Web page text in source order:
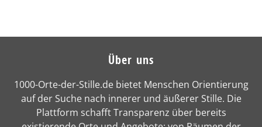
Über uns
1000-Orte-der-Stille.de bietet Menschen Orientierung
auf der Suche nach innerer und äußerer Stille. Die
Plattform schafft Transparenz über bereits